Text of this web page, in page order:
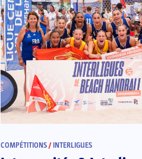
COMPÉTITIONS / INTERLIGUES